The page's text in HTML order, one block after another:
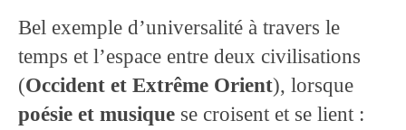
Bel exemple d’universalité à travers le
temps et l’espace entre deux civilisations
(Occident et Extrême Orient), lorsque
poésie et musique se croisent et se lient :